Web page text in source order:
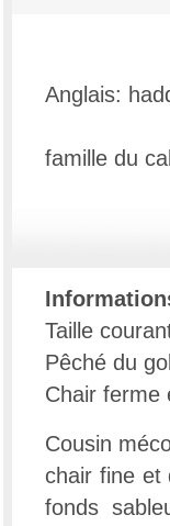
Anglais:
famille du
Taille
Pêché du
Chair ferme
Cousin
chair fine et
fonds